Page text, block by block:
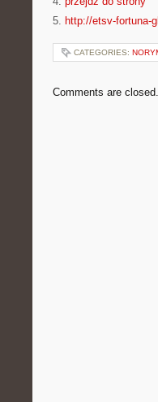
5. http://etsv-fortuna-
CATEGORIES:
Comments are closed.